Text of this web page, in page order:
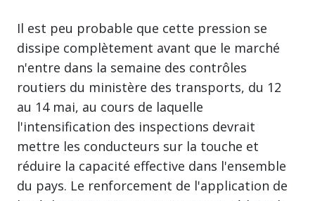
Il est peu probable que cette pression se
dissipe complètement avant que le marché
n'entre dans la semaine des contrôles
routiers du ministère des transports, du 12
au 14 mai, au cours de laquelle
l'intensification des inspections devrait
mettre les conducteurs sur la touche et
réduire la capacité effective dans l'ensemble
du pays. Le renforcement de l'application de